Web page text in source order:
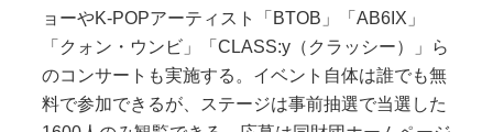
ョーやK-POPアーティスト「BTOB」「AB6IX」
「クォン・ウンビ」「CLASS:y（クラッシー）」ら
のコンサートも実施する。イベント自体は誰でも無
料で参加できるが、ステージは事前抽選で当選した